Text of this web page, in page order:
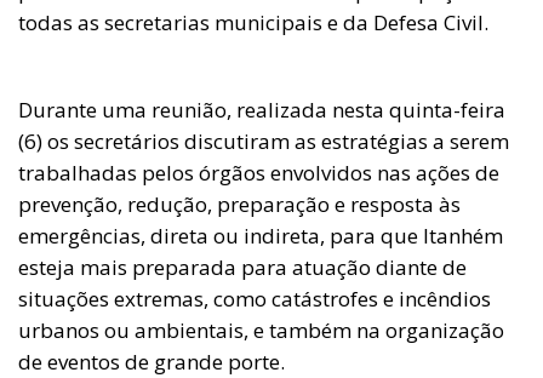
todas as secretarias municipais e da Defesa Civil.
Durante uma reunião, realizada nesta quinta-feira
(6) os secretários discutiram as estratégias a serem
trabalhadas pelos órgãos envolvidos nas ações de
prevenção, redução, preparação e resposta às
emergências, direta ou indireta, para que Itanhém
esteja mais preparada para atuação diante de
situações extremas, como catástrofes e incêndios
urbanos ou ambientais, e também na organização
de eventos de grande porte.